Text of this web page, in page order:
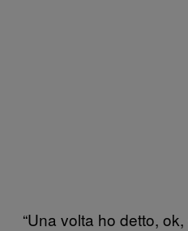
“Una volta ho detto,